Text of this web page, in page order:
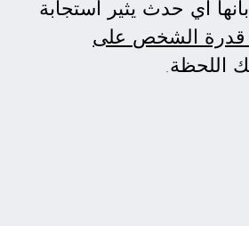
أي حدث يثير استجابة
قدرة الشخص على
اللحظة.